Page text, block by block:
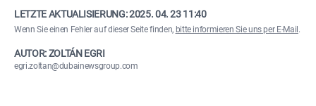
LETZTE AKTUALISIERUNG:2025. 04. 23 11:40
Wenn Sie einen Fehler auf dieser Seite finden, bitte informieren Sie uns per E-Mail .
AUTOR: ZOLTÁN EGRI
egri.zoltan@dubainewsgroup.com